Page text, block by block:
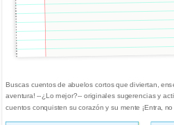
Buscas cuentos de abuelos cortos que diviertan,
aventura! --¿Lo mejor?-- originales sugerencias y
cuentos conquisten su corazón y su mente ¡Entra,